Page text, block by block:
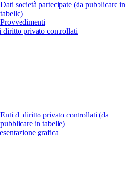
Dati società partecipate (da pubblicare in
tabelle)
Provvedimenti
diritto privato controllati
Enti di diritto privato controllati (da
pubblicare in tabelle)
grafica